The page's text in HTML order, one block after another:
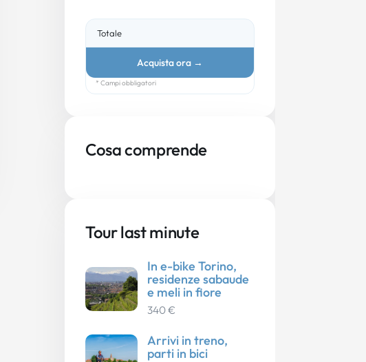
Totale
Acquista ora →
* Campi obbligatori
Cosa comprende
Tour last minute
In e-bike Torino,
residenze sabaude
e meli in fiore
340 €
Arrivi in treno,
parti in bici